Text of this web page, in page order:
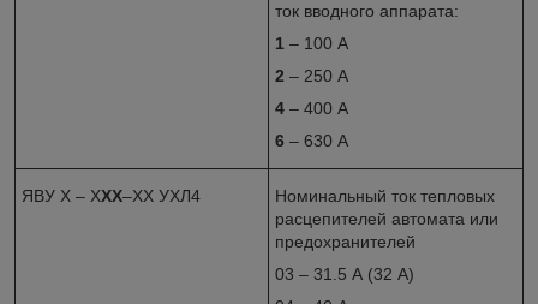
ток вводного аппарата:
1 – 100 А
2 – 250 А
4 – 400 А
6 – 630 А
ЯВУ Х – ХХХ–ХХ УХЛ4
Номинальный ток тепловых
расцепителей автомата или
предохранителей
03 – 31.5 А (32 А)